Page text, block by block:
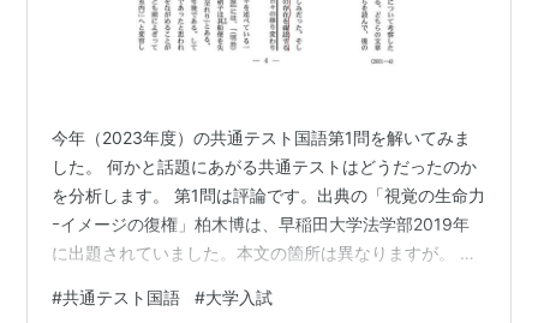
今年（2023年度）の共通テスト国語第1問を解いてみま
した。 何かと話題にあがる共通テストはどうだったのか
を分析します。 第1問は評論です。出典の「視覚の生命力
ｰイメージの復権」柏木博は、早稲田大学法学部2019年
に出題されていました。本文の箇所は異なりますが。 以
線引きしたものです。 1 2 3 4 5 問1の漢字は、標準的
#共通テスト国語 #大学入試